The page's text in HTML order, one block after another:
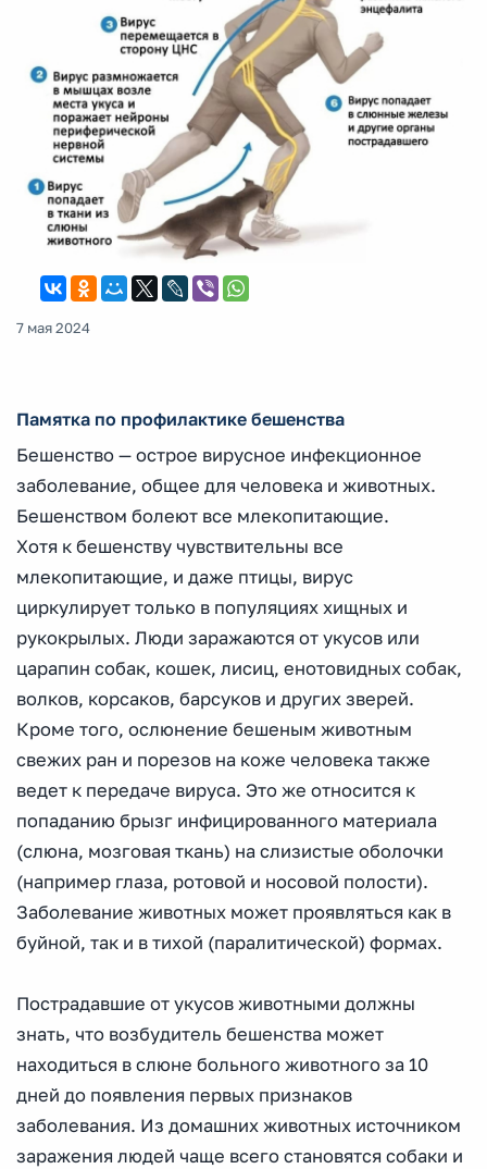
7 мая 2024
Памятка по профилактике бешенства
Бешенство — острое вирусное инфекционное
заболевание, общее для человека и животных.
Бешенством болеют все млекопитающие.
Хотя к бешенству чувствительны все
млекопитающие, и даже птицы, вирус
циркулирует только в популяциях хищных и
рукокрылых. Люди заражаются от укусов или
царапин собак, кошек, лисиц, енотовидных собак,
волков, корсаков, барсуков и других зверей.
Кроме того, ослюнение бешеным животным
свежих ран и порезов на коже человека также
ведет к передаче вируса. Это же относится к
попаданию брызг инфицированного материала
(слюна, мозговая ткань) на слизистые оболочки
(например глаза, ротовой и носовой полости).
Заболевание животных может проявляться как в
буйной, так и в тихой (паралитической) формах.
Пострадавшие от укусов животными должны
знать, что возбудитель бешенства может
находиться в слюне больного животного за 10
дней до появления первых признаков
заболевания. Из домашних животных источником
заражения людей чаще всего становятся собаки и